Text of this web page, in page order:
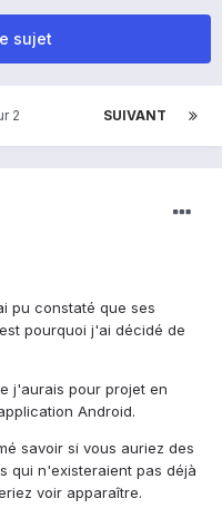
sujet
SUIVANT
2
pu constaté que ses
pourquoi j'ai décidé de
j'aurais pour projet en
Android.
savoir si vous auriez des
qui n'existeraient pas déjà
voir apparaître.